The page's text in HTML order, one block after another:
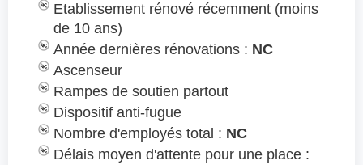
Etablissement rénové récemment (moins
de 10 ans)
Année dernières rénovations : NC
Ascenseur
Rampes de soutien partout
Dispositif anti-fugue
Nombre d'employés total : NC
Délais moyen d'attente pour une place :